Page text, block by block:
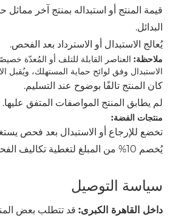
قيمة المنتج أو استبداله بمنتج آخر مماثل
البدائل.
يُعالج الاستبدال أو الاسترداد بعد الفحص.
ملاحظة:العناصر القابلة للتلف أو المُعدّة خصيصًا
الاستبدال وفق لوائح حماية المستهلك، ويُقبل
كان المنتج تالفًا بوضوح عند التسليم.
لم يطابق المنتج المواصفات المتفق عليها.
منتجات الفضة:
تخضع للإرجاع أو الاستبدال بعد فحص يستغرق 5 – 10 أيام
يُخصم 10% من المبلغ لتغطية تكاليف الفحص والمعالجة.
سياسة التوصيل
داخل القاهرة الكبرى:قد تتطلب بعض